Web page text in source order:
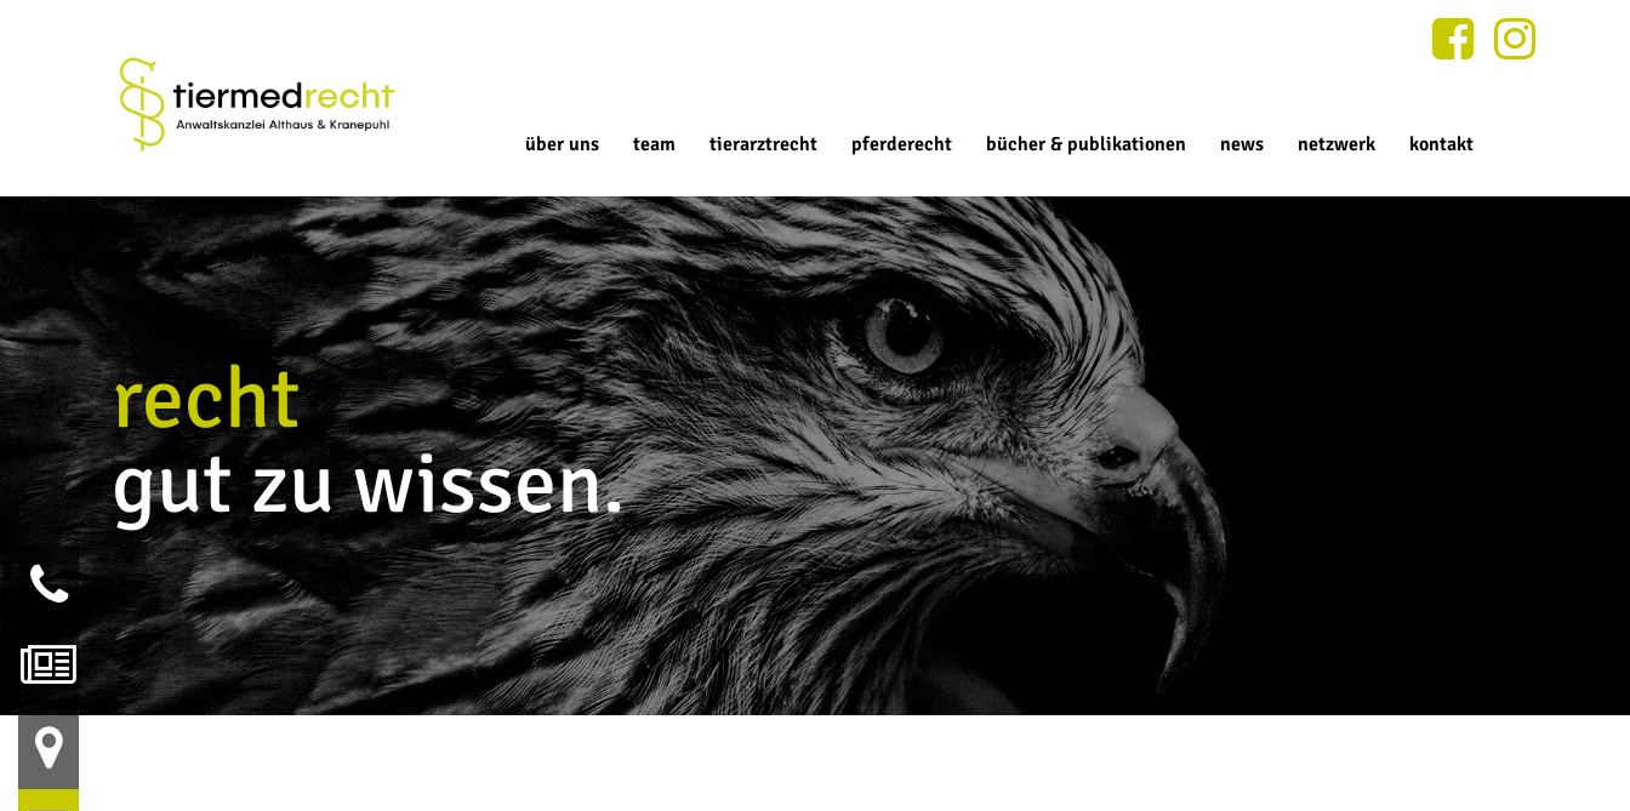
über uns team tierarztrecht pferderecht bücher & publikationen news netzwerk kontakt
recht
gut zu wissen.